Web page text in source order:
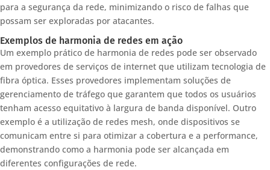
para a segurança da rede, minimizando o risco de falhas que
possam ser exploradas por atacantes.
Exemplos de harmonia de redes em ação
Um exemplo prático de harmonia de redes pode ser observado
em provedores de serviços de internet que utilizam tecnologia de
fibra óptica. Esses provedores implementam soluções de
gerenciamento de tráfego que garantem que todos os usuários
tenham acesso equitativo à largura de banda disponível. Outro
exemplo é a utilização de redes mesh, onde dispositivos se
comunicam entre si para otimizar a cobertura e a performance,
demonstrando como a harmonia pode ser alcançada em
diferentes configurações de rede.